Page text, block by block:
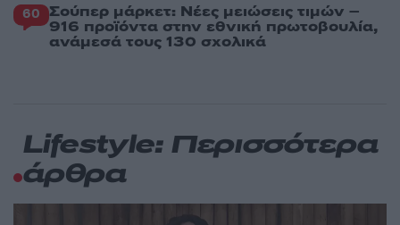
60 Σούπερ μάρκετ: Νέες μειώσεις τιμών –
916 προϊόντα στην εθνική πρωτοβουλία,
ανάμεσά τους 130 σχολικά
Lifestyle: Περισσότερα
άρθρα